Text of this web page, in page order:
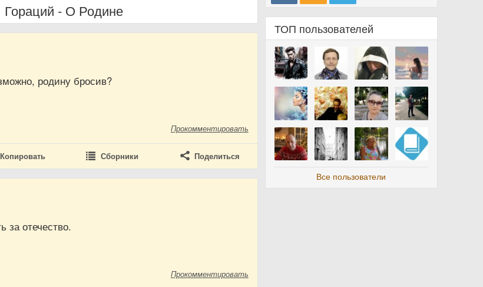
Гораций - О Родине
родину бросив?
Прокомментировать
Копировать Сборники Поделиться
за отечество.
Прокомментировать
ТОП пользователей
Все пользователи